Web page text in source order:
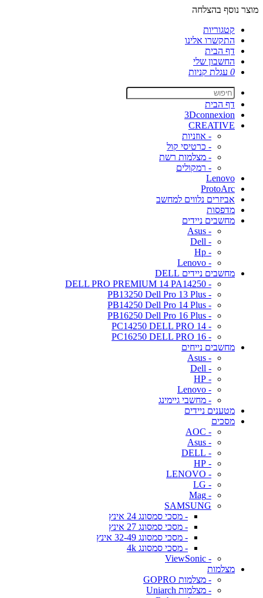
מוצר נוסף בהצלחה
קטגוריות
התקשרו אלינו
דף הבית
החשבון שלי
0 עגלת קניות
דף הבית
3Dconnexion
CREATIVE
- אוזניות
- כרטיסי קול
- מצלמות רשת
- רמקולים
Lenovo
ProtoArc
אביזרים נלווים למחשב
מדפסות
מחשבים ניידים
- Asus
- Dell
- Hp
- Lenovo
מחשבים ניידים DELL
- DELL PRO PREMIUM 14 PA14250
- PB13250 Dell Pro 13 Plus
- PB14250 Dell Pro 14 Plus
- PB16250 Dell Pro 16 Plus
- PC14250 DELL PRO 14
- PC16250 DELL PRO 16
מחשבים נייחים
- Asus
- Dell
- HP
- Lenovo
- מחשבי גיימינג
מטענים ניידים
מסכים
- AOC
- Asus
- DELL
- HP
- LENOVO
- LG
- Mag
SAMSUNG
- מסכי סמסונג 24 אינץ
- מסכי סמסונג 27 אינץ
- מסכי סמסונג 32-49 אינץ
- מסכי סמסונג 4k
- ViewSonic
מצלמות
- מצלמות GOPRO
- מצלמות Uniarch